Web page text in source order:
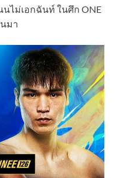
ไม่เอกฉันท์ ในศึก ONE
มา